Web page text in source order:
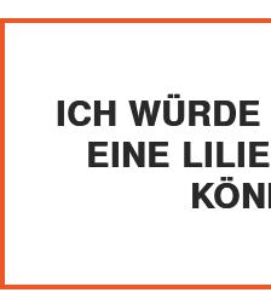
ICH
EINE